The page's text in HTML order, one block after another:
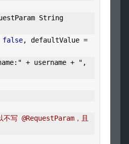
String
false, defaultValue =
+ username +
",